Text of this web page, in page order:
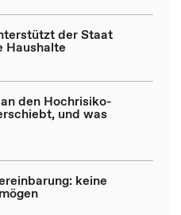
der Staat
Haushalte
den Hochrisiko-
und was
keine